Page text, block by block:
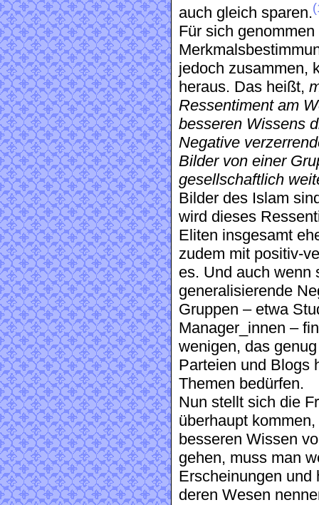
auch gleich sparen.
Für sich
jedoch zusammen,
heraus. Das heißt,
Ressentiment am
besseren Wissens
Negative
Bilder von einer
gesellschaftlich
Bilder des Islam
wird dieses
Eliten insgesamt
zudem mit positiv-
es. Und auch wenn
generalisierende
Gruppen – etwa
Manager_innen –
wenigen, das
Parteien und Blogs
Themen bedürfen.
Nun stellt sich die
überhaupt
besseren Wissen
gehen, muss man
Erscheinungen und
deren Wesen